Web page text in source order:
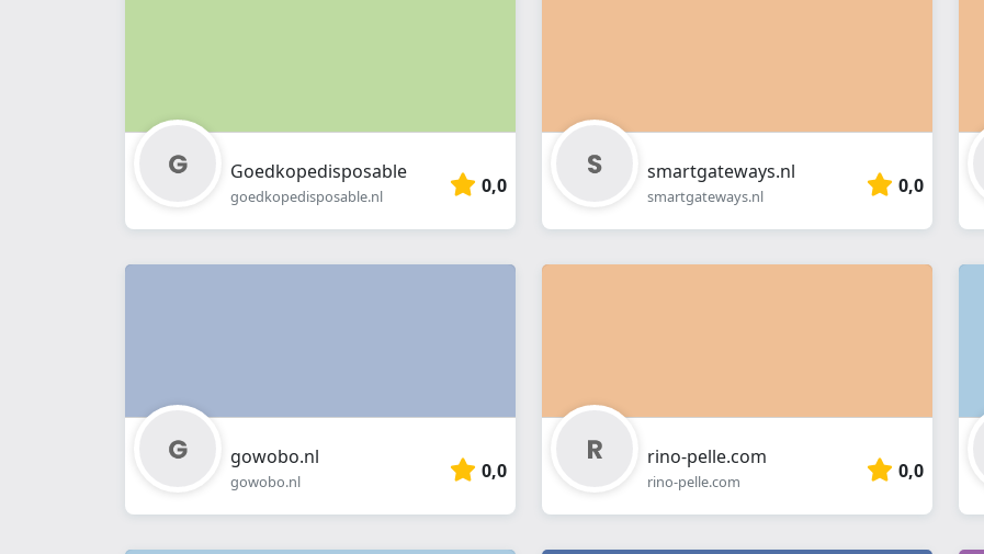
Goedkopedisposable
goedkopedisposable.nl 0,0
smartgateways.nl
smartgateways.nl 0,0
gowobo.nl
gowobo.nl 0,0
rino-pelle.com
rino-pelle.com 0,0